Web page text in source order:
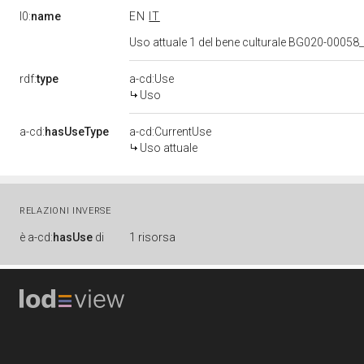
l0:name EN
IT
Uso attuale 1 del bene culturale BG020-
rdf:type
a-cd:Use
Uso
a-cd:hasUseType
a-cd:CurrentUse
Uso attuale
RELAZIONI INVERSE
è a-cd:hasUse di 1 risorsa